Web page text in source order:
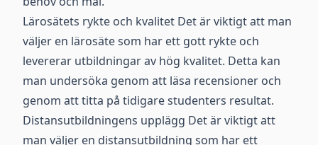
Lärosätets rykte och kvalitet Det är viktigt att man
väljer en lärosäte som har ett gott rykte och
levererar utbildningar av hög kvalitet. Detta kan
man undersöka genom att läsa recensioner och
genom att titta på tidigare studenters resultat.
Distansutbildningens upplägg Det är viktigt att
man väljer en distansutbildning som har ett